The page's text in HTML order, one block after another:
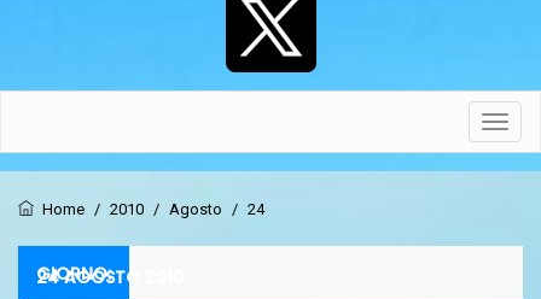
Home / 2010 / Agosto / 24
GIORNO:
24 AGOSTO 2010